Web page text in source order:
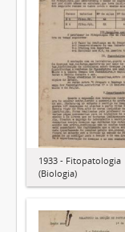
1933 - Fitopatologia
(Biologia)